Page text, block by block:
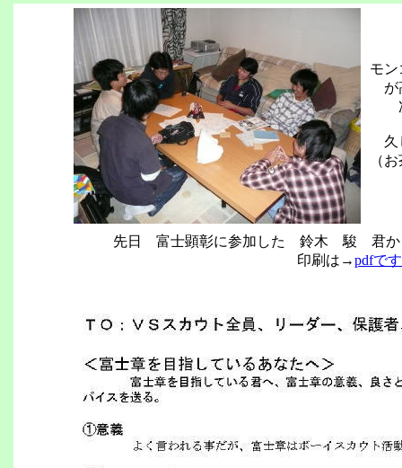
モン
が
次
久
（
先日 富士顕彰に参加した 鈴木 駿 君か
印刷は→pdfです